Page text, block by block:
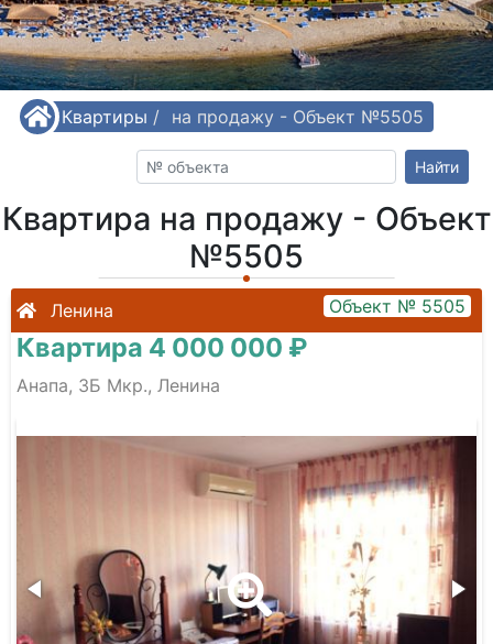
/ Квартиры /
Квартира на продажу - Объект №5505
Найти
Квартира на продажу - Объект
№5505
Ленина Объект № 5505
Квартира 4 000 000 ₽
Анапа, 3Б Мкр., Ленина